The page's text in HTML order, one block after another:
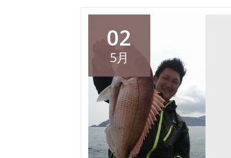
ボ
ラ
テ
02
5月